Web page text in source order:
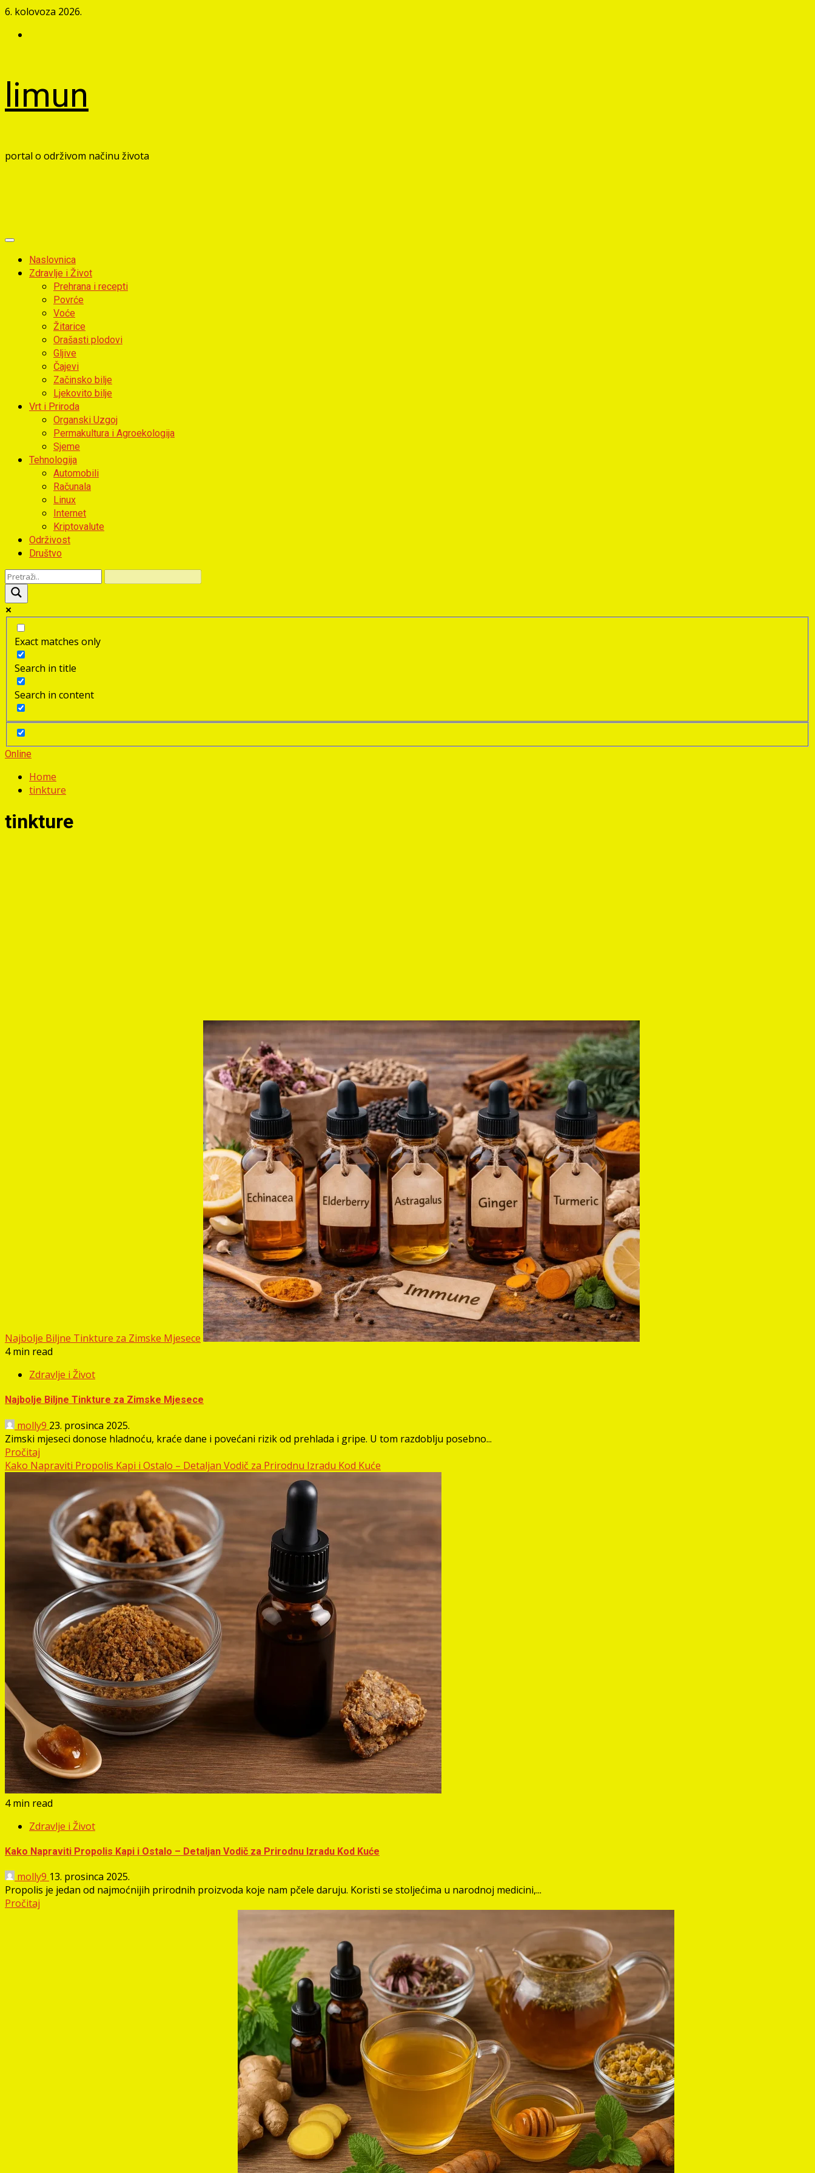
Skip
content
6. kolovoza 2026.
limun
portal o održivom načinu života
Primary
MenuNaslovnica
Zdravlje i Život
Prehrana i recepti
Povrće
Voće
Žitarice
Orašasti plodovi
Gljive
Čajevi
Začinsko bilje
Ljekovito bilje
Vrt i Priroda
Organski Uzgoj
Permakultura i Agroekologija
Sjeme
Tehnologija
Automobili
Računala
Linux
Internet
Kriptovalute
Održivost
Društvo
Exact matches only
Search in title
Search in content
Online
Home
tinkture
tinkture
Najbolje Biljne Tinkture za Zimske Mjesece
4 min read
Zdravlje i Život
Najbolje Biljne Tinkture za Zimske Mjesece
molly9 23. prosinca 2025.
Zimski mjeseci donose hladnoću, kraće dane i povećani rizik od prehlada i gripe. U tom razdoblju posebno...
Pročitaj
Kako Napraviti Propolis Kapi i Ostalo – Detaljan Vodič za Prirodnu Izradu Kod Kuće
4 min read
Zdravlje i Život
Kako Napraviti Propolis Kapi i Ostalo – Detaljan Vodič za Prirodnu Izradu Kod Kuće
molly9 13. prosinca 2025.
Propolis je jedan od najmoćnijih prirodnih proizvoda koje nam pčele daruju. Koristi se stoljećima u narodnoj medicini,...
Pročitaj